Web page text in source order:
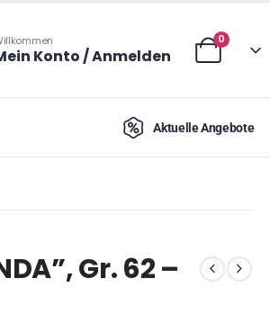
Konto / Anmelden
0
Aktuelle Angebote
Gr. 62 –